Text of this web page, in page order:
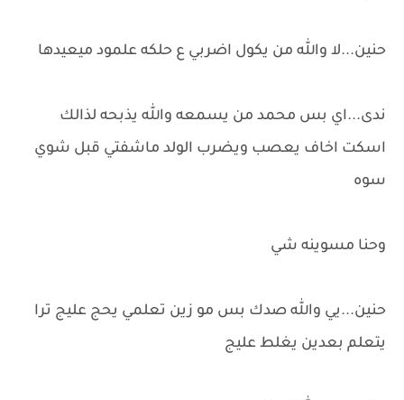
حنين...لا والله من يكول اضربي ع حلكه علمود ميعيدها
ندى...اي بس محمد من يسمعه والله يذبحه لذالك
اسكت اخاف يعصب ويضرب الولد ماشفتي قبل شوي
سوه
وحنا مسوينه شي
حنين...يي والله صدك بس مو زين تعلمي يحج عليج ترا
يتعلم بعدين يغلط عليج